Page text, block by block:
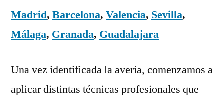
Madrid, Barcelona, Valencia, Sevilla,
Málaga, Granada, Guadalajara
Una vez identificada la avería, comenzamos a
aplicar distintas técnicas profesionales que